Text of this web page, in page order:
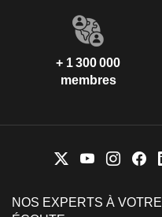
+ 1 300 000
membres
NOS EXPERTS À VOTRE